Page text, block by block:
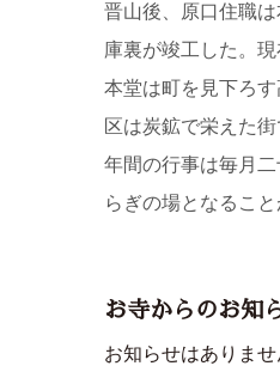
晋山後、原口住職
庫裏が竣工した。現
本堂は町を見下ろ
区は炭鉱で栄えた
年間の行事は毎月
らぎの場となること
お寺からのお知
お知らせはありませ